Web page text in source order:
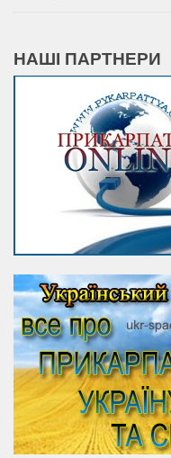
НАШІ ПАРТНЕРИ